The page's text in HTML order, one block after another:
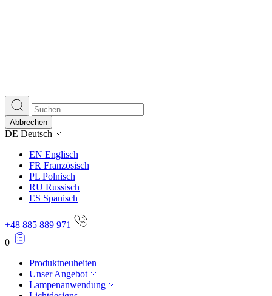
Abbrechen
DE Deutsch
EN Englisch
FR Französisch
PL Polnisch
RU Russisch
ES Spanisch
+48 885 889 971
0
Produktneuheiten
Unser Angebot
Lampenanwendung